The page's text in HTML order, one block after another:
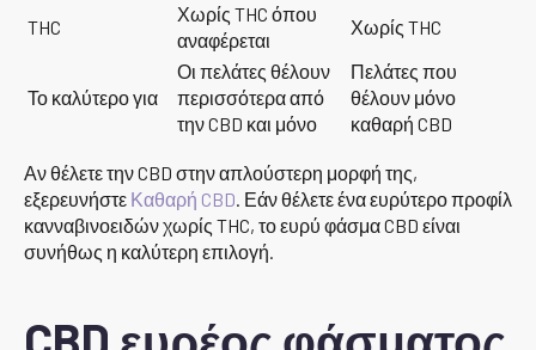
THC
Χωρίς THC όπου
αναφέρεται
Χωρίς THC
Το καλύτερο για
Οι πελάτες θέλουν
περισσότερα από
την CBD και μόνο
Πελάτες που
θέλουν μόνο
καθαρή CBD
Αν θέλετε την CBD στην απλούστερη μορφή της,
εξερευνήστε Καθαρή CBD. Εάν θέλετε ένα ευρύτερο προφίλ
κανναβινοειδών χωρίς THC, το ευρύ φάσμα CBD είναι
συνήθως η καλύτερη επιλογή.